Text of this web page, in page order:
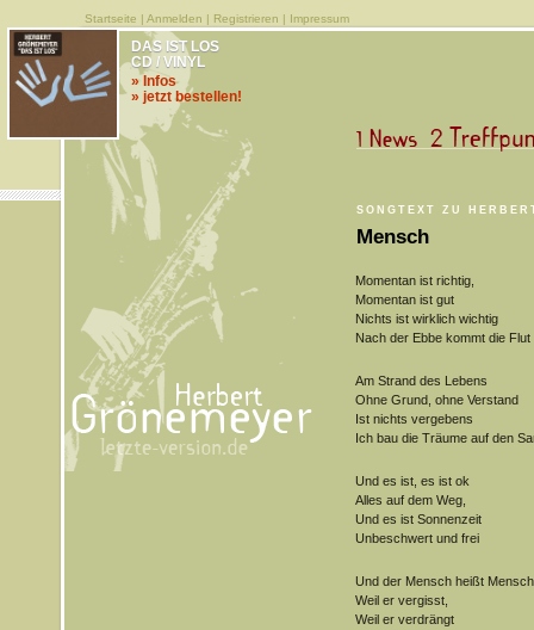
Startseite | Anmelden | Registrieren | Impressum
SONGTEXT ZU
Mensch
DAS IST LOS
CD / VINYL
» Infos
» jetzt bestellen!
Momentan ist richtig,
Momentan ist gut
Nichts ist wirklich wichtig
Nach der Ebbe kommt die Flut
Am Strand des Lebens
Ohne Grund, ohne Verstand
Ist nichts vergebens
Ich bau die Träume auf den
Und es ist, es ist ok
Alles auf dem Weg,
Und es ist Sonnenzeit
Unbeschwert und frei
Und der Mensch heißt Mensch
Weil er vergisst,
Weil er verdrängt